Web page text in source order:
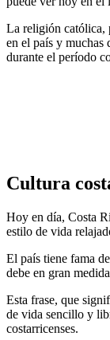
La religión católica,
en el país y muchas
durante el período
Cultura
Hoy en día, Costa
estilo de vida
El país tiene fama
debe en gran
Esta frase, que
de vida sencillo y
costarricenses.